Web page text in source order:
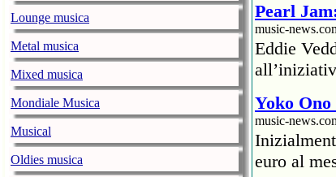
Lounge musica
Metal musica
Mixed musica
Mondiale Musica
Musical
Oldies musica
Pearl
music-
Eddie
Yoko
music-
euro al